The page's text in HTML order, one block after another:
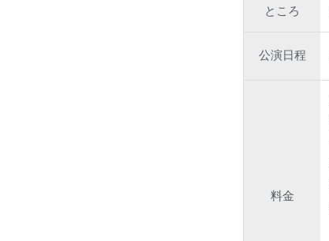
ところ
公演日程
料金